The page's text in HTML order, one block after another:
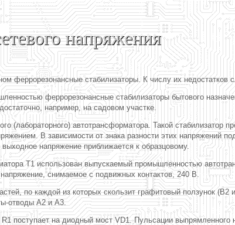
напряжения
феррорезонансные стабилизаторы. К числу их недостатков
феррорезонансные стабилизаторы бытового
например, на садовом участке.
(лабораторного) автотрансформатора. Такой стабилизатор
В зависимости от знака разности этих напряжений
напряжение приближается к образцовому.
Т1 использован выпускаемый промышленностью
снимаемое с подвижных контактов, 240 В.
по каждой из которых скользит графитовый ползунок
отводы А2 и A3.
поступает на диодный мост VD1. Пульсации